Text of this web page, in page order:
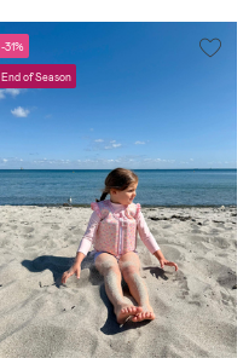
-31%
End of Season